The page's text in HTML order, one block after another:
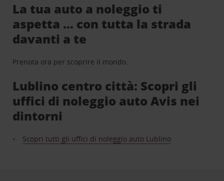
La tua auto a noleggio ti
aspetta … con tutta la strada
davanti a te
Prenota ora per scoprire il mondo.
Lublino centro città: Scopri gli
uffici di noleggio auto Avis nei
dintorni
Scopri tutti gli uffici di noleggio auto Lublino